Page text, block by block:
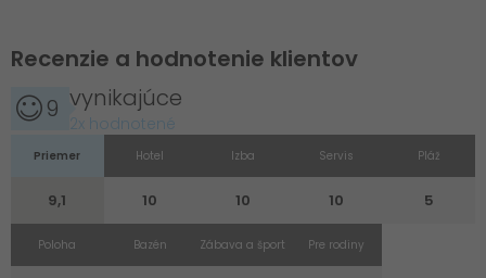
Recenzie a hodnotenie klientov
9 vynikajúce
2x hodnotené
Priemer
9,1
Hotel
10
Izba
10
Servis
10
Pláž
5
Poloha Bazén Zábava a šport Pre rodiny